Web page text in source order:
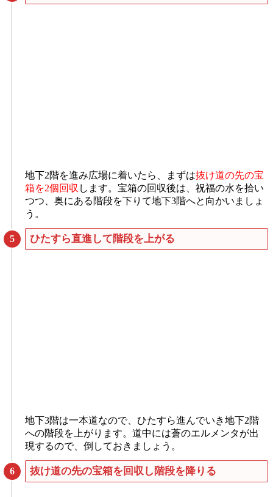
地下2階を進み広場に着いたら、まずは抜け道の先の宝
箱を2個回収 します。宝箱の回収後は、祝福の水を拾い
つつ、奥にある階段を下りて地下3階へと向かいましょ
う。
ひたすら直進して階段を上がる
地下3階は一本道なので、ひたすら進んでいき地下2階
への階段を上がります。道中には蒼のエルメンタが出
現するので、倒しておきましょう。
抜け道の先の宝箱を回収し階段を降りる